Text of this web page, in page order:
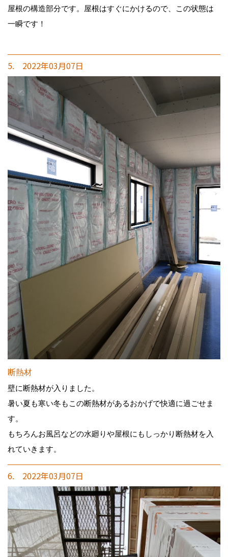
屋根の構造部分です。屋根はすぐにかけるので、この状態は
一瞬です！
5. 2022年03月07日
断熱材
壁に断熱材が入りました。
暑い夏も寒い冬もこの断熱材があるおかげで快適に過ごせま
す。
もちろんお風呂などの水廻りや屋根にもしっかり断熱材を入
れていきます。
6. 2022年03月07日